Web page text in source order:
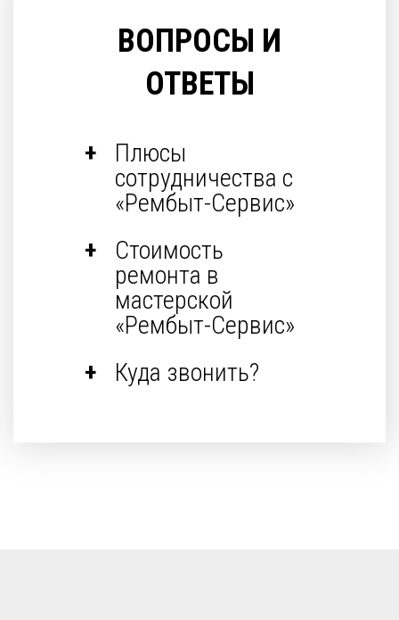
ВОПРОСЫ И
ОТВЕТЫ
Плюсы
сотрудничества с
«Рембыт-Сервис»
Стоимость
ремонта в
мастерской
«Рембыт-Сервис»
Куда звонить?